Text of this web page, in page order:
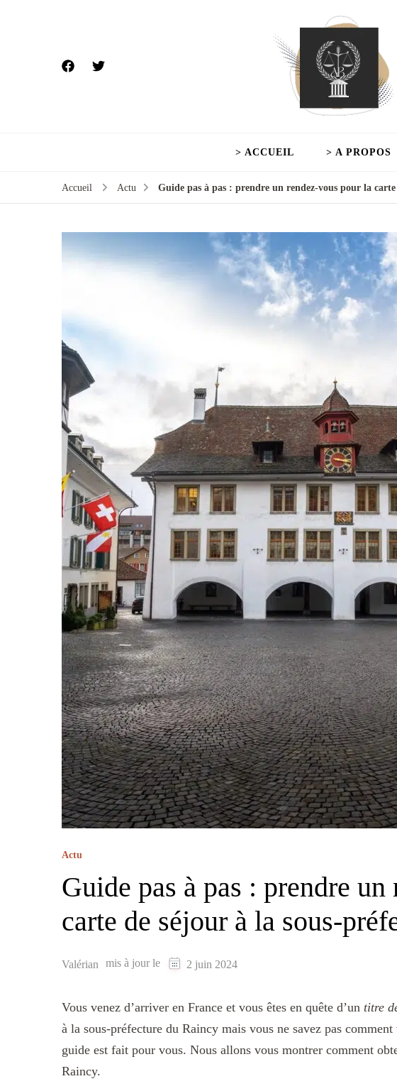
> ACCUEIL > A PROPOS
Accueil Actu Guide pas à pas : prendre un rendez-vous pour la
Actu
Guide pas à pas : prendre
carte de séjour à la sous-
Valérian mis à jour le 2 juin 2024
Vous venez d’arriver en France et vous êtes en quête d’un titre
à la sous-préfecture du Raincy mais vous ne savez pas
guide est fait pour vous. Nous allons vous montrer comment
Raincy.